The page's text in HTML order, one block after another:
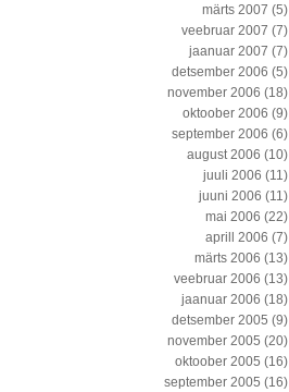
märts 2007 (5)
veebruar 2007 (7)
jaanuar 2007 (7)
detsember 2006 (5)
november 2006 (18)
oktoober 2006 (9)
september 2006 (6)
august 2006 (10)
juuli 2006 (11)
juuni 2006 (11)
mai 2006 (22)
aprill 2006 (7)
märts 2006 (13)
veebruar 2006 (13)
jaanuar 2006 (18)
detsember 2005 (9)
november 2005 (20)
oktoober 2005 (16)
september 2005 (16)